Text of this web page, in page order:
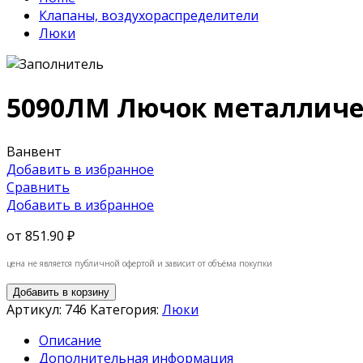
Клапаны, воздухораспределители
Люки
5090ЛМ Лючок
Ванвент
Добавить в избранное
Сравнить
Добавить в избранное
от 851.90 ₽
цена не является публичной офертой и зависит от объёма покупки
Добавить в корзину
Артикул: 746 Категория: Люки
Описание
Дополнительная информация